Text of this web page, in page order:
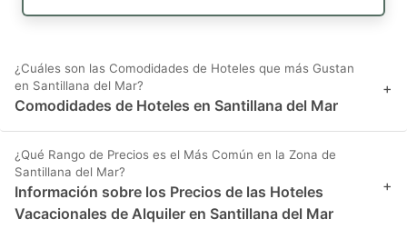
¿Cuáles son las Comodidades de Hoteles que más Gustan
en Santillana del Mar?
Comodidades de Hoteles en Santillana del Mar
+
¿Qué Rango de Precios es el Más Común en la Zona de
Santillana del Mar?
Información sobre los Precios de las Hoteles
Vacacionales de Alquiler en Santillana del Mar
+